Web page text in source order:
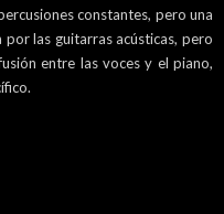
constantes, pero una
las guitarras acústicas, pero
entre las voces y el piano,